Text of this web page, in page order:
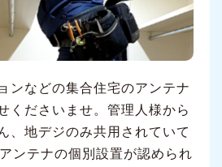
ンなどの集合住宅のアンテナ
くださいませ。管理人様から
、地デジのみ共用されていて
ンテナの個別設置が認められ